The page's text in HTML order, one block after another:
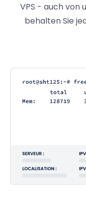
VPS - auch von
behalten Sie